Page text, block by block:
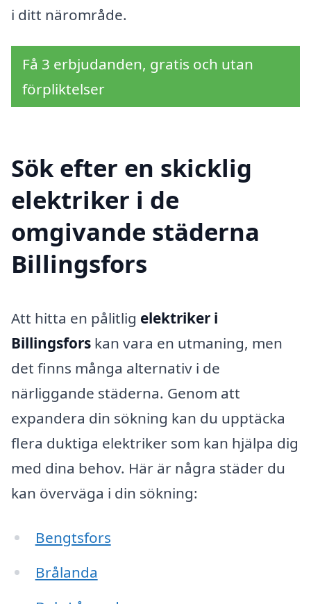
i ditt närområde.
Få 3 erbjudanden, gratis och utan
förpliktelser
Sök efter en skicklig
elektriker i de
omgivande städerna
Billingsfors
Att hitta en pålitlig elektriker i
Billingsfors kan vara en utmaning, men
det finns många alternativ i de
närliggande städerna. Genom att
expandera din sökning kan du upptäcka
flera duktiga elektriker som kan hjälpa dig
med dina behov. Här är några städer du
kan överväga i din sökning:
Bengtsfors
Brålanda